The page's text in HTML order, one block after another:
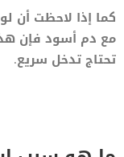
كما إذا لاحظت أن
مع دم أسود فإن
تحتاج تدخل سريع.